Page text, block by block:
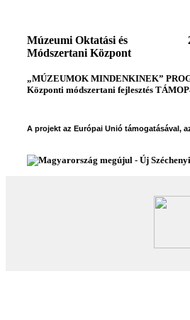
Múzeumi Oktatási és
Módszertani Központ
„MÚZEUMOK MINDENKINEK”
Központi módszertani fejlesztés
A projekt az Európai Unió támogatásával,